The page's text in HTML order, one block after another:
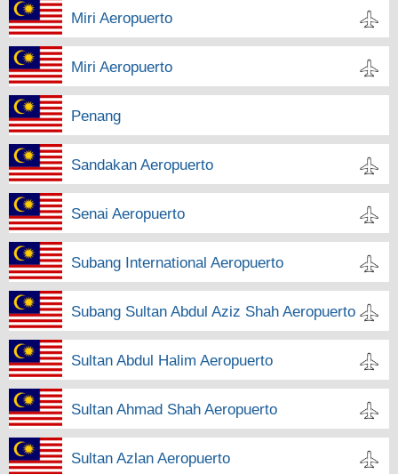
Miri Aeropuerto
Miri Aeropuerto
Penang
Sandakan Aeropuerto
Senai Aeropuerto
Subang International Aeropuerto
Subang Sultan Abdul Aziz Shah Aeropuerto
Sultan Abdul Halim Aeropuerto
Sultan Ahmad Shah Aeropuerto
Sultan Azlan Aeropuerto